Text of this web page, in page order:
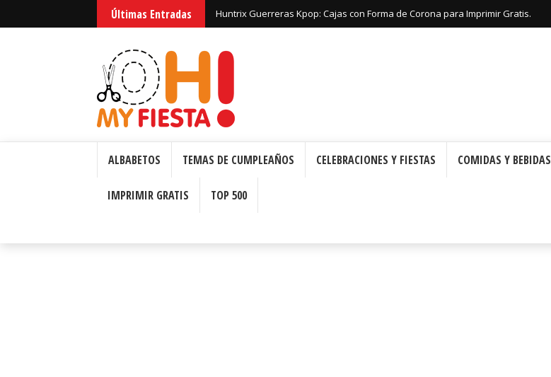
Últimas Entradas Huntrix Guerreras Kpop: Cajas para Imprimir Gratis.
ALBABETOS TEMAS DE CUMPLEAÑOS CELEBRACIONES Y FIESTAS COMIDAS Y BEBIDAS
IMPRIMIR GRATIS TOP 500